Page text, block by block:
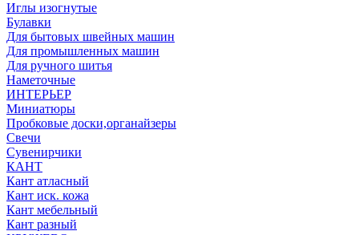
Иглы изогнутые
Булавки
Для бытовых швейных машин
Для промышленных машин
Для ручного шитья
Наметочные
ИНТЕРЬЕР
Миниатюры
Пробковые доски,органайзеры
Свечи
Сувенирчики
КАНТ
Кант атласный
Кант иск. кожа
Кант мебельный
Кант разный